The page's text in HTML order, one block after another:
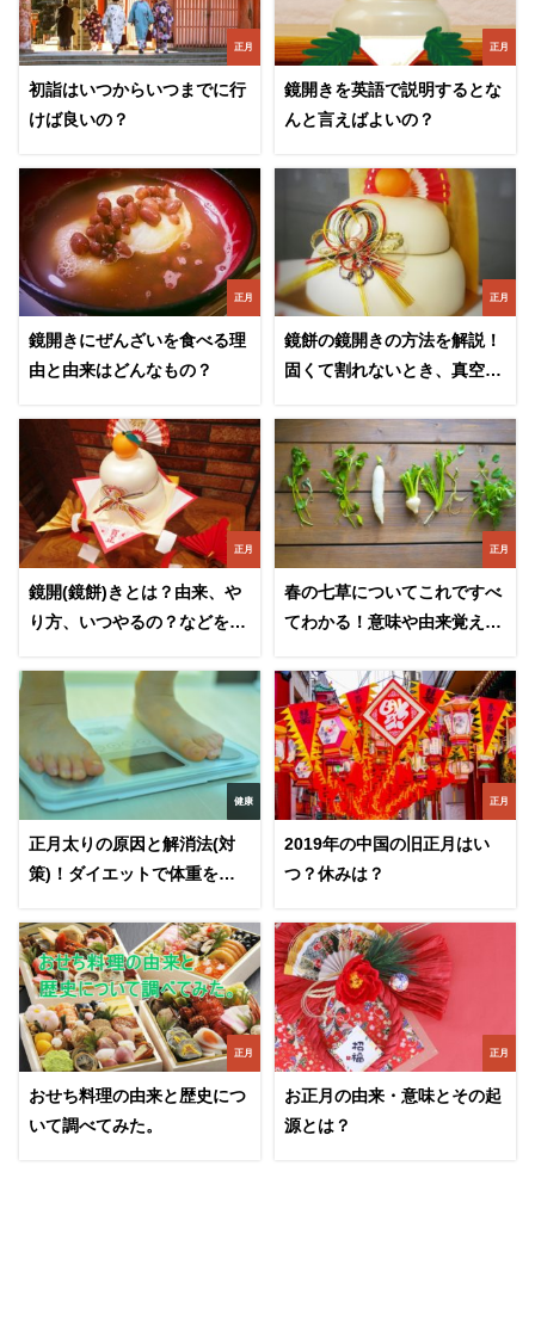
正月
初詣はいつからいつまでに行
けば良いの？
正月
鏡開きを英語で説明するとな
んと言えばよいの？
正月
鏡開きにぜんざいを食べる理
由と由来はどんなもの？
正月
鏡餅の鏡開きの方法を解説！
固くて割れないとき、真空パ
正月
鏡開(鏡餅)きとは？由来、や
り方、いつやるの？などを徹
正月
春の七草についてこれですべ
てわかる！意味や由来覚え方
健康
正月太りの原因と解消法(対
策)！ダイエットで体重をリ
正月
2019年の中国の旧正月はい
つ？休みは？
正月
おせち料理の由来と歴史につ
いて調べてみた。
正月
お正月の由来・意味とその起
源とは？